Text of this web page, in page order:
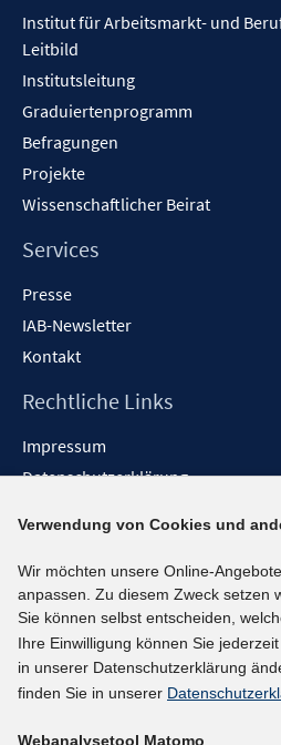
Institut für Arbeitsmarkt- und
Leitbild
Institutsleitung
Graduiertenprogramm
Befragungen
Projekte
Wissenschaftlicher Beirat
Services
Presse
IAB-Newsletter
Kontakt
Rechtliche Links
Impressum
Datenschutzerklärung
Barrieren melden
Social-Media-Kanäle
BlueSky
YouTube
LinkedIn
Verwendung von Cookies und
Wir möchten unsere Online-
anpassen. Zu diesem Zweck setzen
Sie können selbst entscheiden,
Ihre Einwilligung können Sie
in unserer Datenschutzerklärung
finden Sie in unserer
Webanalysetool Matomo